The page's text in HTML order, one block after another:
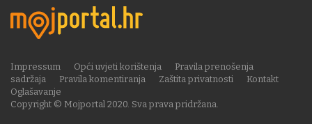
Copyright © Mojportal 2020. Sva prava pridržana.
Impressum Opći uvjeti korištenja
Pravila prenošenja
sadržaja
Pravila komentiranja Zaštita privatnosti
Kontakt
Oglašavanje